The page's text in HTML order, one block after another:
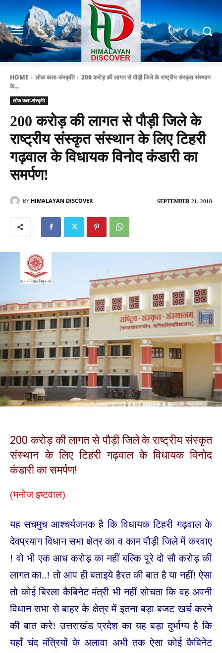
HOME लोक कला-संस्कृति
200 करोड़ की लागत से पौड़ी जिले के राष्ट्रीय संस्कृत संस्थान
के...
लोक कला-संस्कृति
200 करोड़ की लागत से पौड़ी जिले के
राष्ट्रीय संस्कृत संस्थान के लिए टिहरी
गढ़वाल के विधायक विनोद कंडारी का
समर्पण!
SEPTEMBER 21, 2018
BY HIMALAYAN DISCOVER
200 करोड़ की लागत से पौड़ी जिले के राष्ट्रीय संस्कृत
संस्थान के लिए टिहरी गढ़वाल के विधायक विनोद
कंडारी का समर्पण!
(मनोज इष्टवाल)
यह सचमुच आश्चर्यजनक है कि विधायक टिहरी गढ़वाल के
देवप्रयाग विधान सभा क्षेत्र का व काम पौड़ी जिले में करवाए
! वो भी एक आध करोड़ का नहीं बल्कि पूरे दो सौ करोड़ की
लागत का..! तो आप ही बताइये हैरत की बात है या नहीं! ऐसा
तो कोई बिरला कैबिनेट मंत्री भी नहीं सोचता कि वह अपनी
विधान सभा से बाहर के क्षेत्र में इतना बड़ा बजट खर्च करने
की बात करे! उत्तराखंड प्रदेश का यह बड़ा दुर्भाग्य है कि
यहाँ चंद मंत्रियों के अलावा अभी तक ऐसा कोई कैबिनेट